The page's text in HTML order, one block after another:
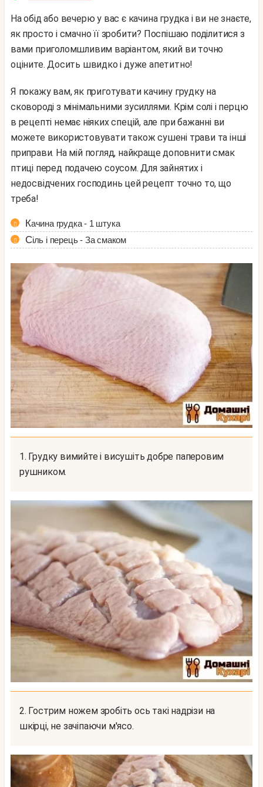
На обід або вечерю у вас є качина грудка і ви не знаєте,
як просто і смачно її зробити? Поспішаю поділитися з
вами приголомшливим варіантом, який ви точно
оціните. Досить швидко і дуже апетитно!
Я покажу вам, як приготувати качину грудку на
сковороді з мінімальними зусиллями. Крім солі і перцю
в рецепті немає ніяких спецій, але при бажанні ви
можете використовувати також сушені трави та інші
приправи. На мій погляд, найкраще доповнити смак
птиці перед подачею соусом. Для зайнятих і
недосвідчених господинь цей рецепт точно то, що
треба!
Качина грудка - 1 штука
Сіль і перець - За смаком
1. Грудку вимийте і висушіть добре паперовим
рушником.
2. Гострим ножем зробіть ось такі надрізи на
шкірці, не зачіпаючи м'ясо.